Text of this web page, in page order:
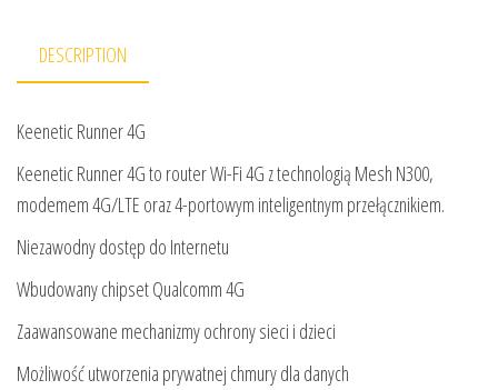
DESCRIPTION
Keenetic Runner 4G
Keenetic Runner 4G to router Wi-Fi 4G z technologią Mesh N300,
modemem 4G/LTE oraz 4-portowym inteligentnym przełącznikiem.
Niezawodny dostęp do Internetu
Wbudowany chipset Qualcomm 4G
Zaawansowane mechanizmy ochrony sieci i dzieci
Możliwość utworzenia prywatnej chmury dla danych